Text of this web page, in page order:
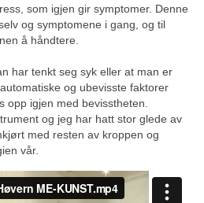
som igjen gir symptomer. Denne
og symptomene i gang, og til
å håndtere.
har tenkt seg syk eller at man er
og ubevisste faktorer
opp igjen med bevisstheten.
og jeg har hatt stor glede av
med resten av kroppen og
vår.